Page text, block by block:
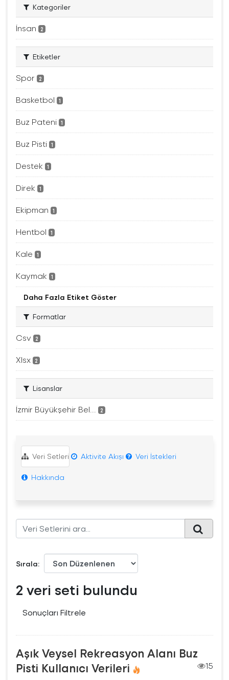
Kategoriler
İnsan 2
Etiketler
Spor 2
Basketbol 1
Buz Pateni 1
Buz Pisti 1
Destek 1
Direk 1
Ekipman 1
Hentbol 1
Kale 1
Kaymak 1
Daha Fazla Etiket Göster
Formatlar
Csv 2
Xlsx 2
Lisanslar
İzmir Büyükşehir Bel... 2
Veri Setleri Aktivite Akışı Veri İstekleri
Hakkında
Sırala
2 veri seti bulundu
Sonuçları Filtrele
Aşık Veysel Rekreasyon Alanı Buz
Pisti Kullanıcı Verileri
15